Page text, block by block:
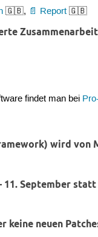
🇬🇧, Report 🇬🇧
findet man bei
wird
11. September statt
keine neuen